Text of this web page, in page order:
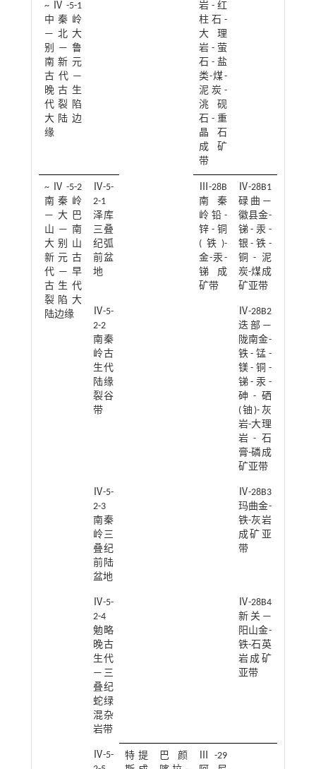
~Ⅳ-5-1
中秦岭
—北大
别—鲁
南新元
古代—
晚古生
代裂陷
大陆边
缘
岩-红
柱石-
大理
岩-萤
石-盐
类-煤-
泥炭-
洮砚
石-重
晶石
成矿
带
~Ⅳ-5-2
南秦岭
—大巴
山—南
大别山
新元古
代—早
古生代
裂陷大
陆边缘
Ⅳ-5-
2-1
泽库
三叠
纪弧
前盆
地
Ⅲ-28B
南秦
岭铅-
锌-铜
(铁)-
金-汞-
锑成
矿带
Ⅳ-28B1
碌曲—
徽县金-
锑-汞-
银-铁-
铜-泥
炭-煤成
矿亚带
Ⅳ-5-
2-2
南秦
岭古
生代
陆缘
裂谷
带
Ⅳ-28B2
迭部—
陇南金-
铁-锰-
镁-铜-
锑-汞-
砷-硒
(铀)-灰
岩-大理
岩-石
膏-磷成
矿亚带
Ⅳ-5-
2-3
南秦
岭三
叠纪
前陆
盆地
Ⅳ-28B3
玛曲金-
铁-灰岩
成矿亚
带
Ⅳ-5-
2-4
勉略
晚古
生代
—三
叠纪
蛇绿
混杂
岩带
Ⅳ-28B4
新关—
阳山金-
铁-石英
岩成矿
亚带
Ⅳ-5-
特提
巴颜
Ⅲ-29